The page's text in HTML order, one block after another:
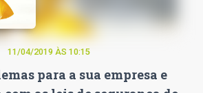
11/04/2019 ÀS 10:15
para a sua empresa e